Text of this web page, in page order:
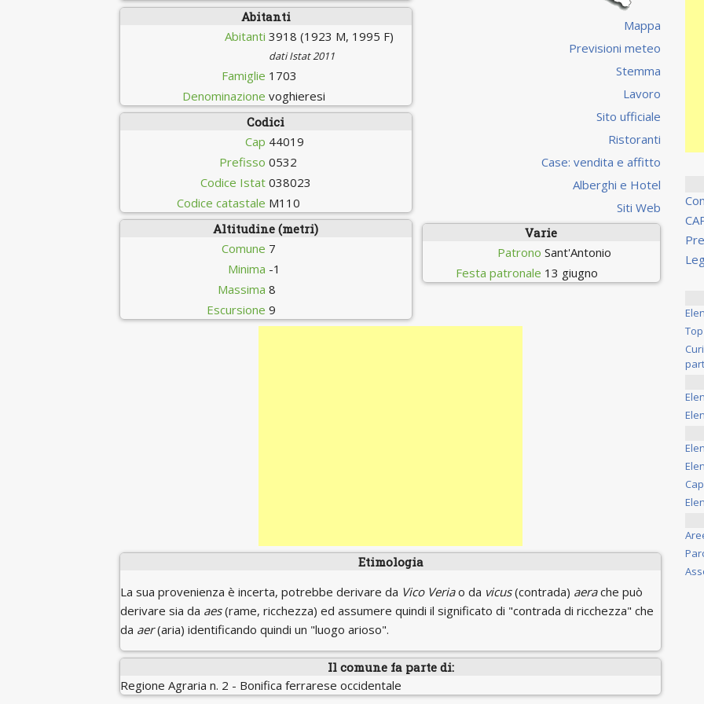
Abitanti
Abitanti 3918 (1923 M, 1995 F)
dati Istat 2011
Famiglie 1703
Denominazione voghieresi
Codici
Cap 44019
Prefisso 0532
Codice Istat 038023
Codice catastale M110
Altitudine (metri)
Comune 7
Minima -1
Massima 8
Escursione 9
Mappa
Previsioni meteo
Stemma
Lavoro
Sito ufficiale
Ristoranti
Case: vendita e affitto
Alberghi e Hotel
Siti Web
Varie
Patrono Sant'Antonio
Festa patronale 13 giugno
Etimologia
La sua provenienza è incerta, potrebbe derivare da Vico Veriao da vicus(contrada) aerache può
derivare sia da aes(rame, ricchezza) ed assumere quindi il significato di "contrada di ricchezza" che
da aer(aria) identificando quindi un "luogo arioso".
Il comune fa parte di:
Regione Agraria n. 2 - Bonifica ferrarese occidentale